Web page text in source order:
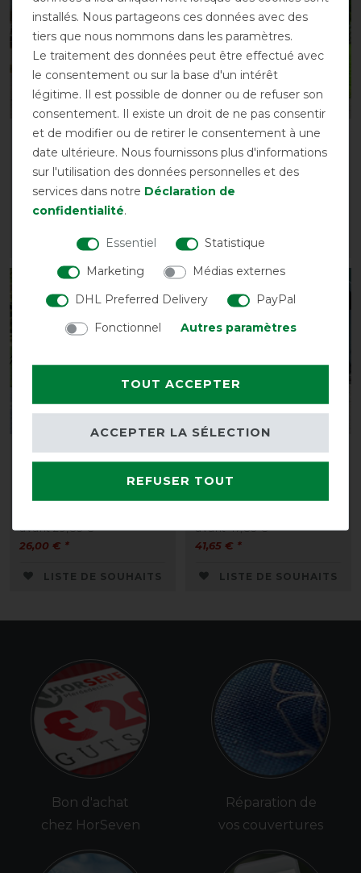
Couverture
rafraîchissante Sunride
Cool Down avec couvre-
cou et tissu
59,90 € *
LISTE DE SOUHAITS
Saxon Element Net
Cooler Standard Neck
avant 40,50 €
32,35 € *
LISTE DE SOUHAITS
Chemise anti-mouches
Busse - argent (bleu
avant 29,85 €
26,00 € *
LISTE DE SOUHAITS
Couverture de
PROFESSIONAL II de
avant 47,85 €
41,65 € *
LISTE DE SOUHAITS
Bon d'achat
chez HorSeven
Réparation de
vos couvertures
installés. Nous partageons ces données avec des
tiers que nous nommons dans les paramètres.
Le traitement des données peut être effectué avec
le consentement ou sur la base d'un intérêt
légitime. Il est possible de donner ou de refuser son
consentement. Il existe un droit de ne pas consentir
et de modifier ou de retirer le consentement à une
date ultérieure. Nous fournissons plus d'informations
sur l'utilisation des données personnelles et des
services dans notre Déclaration de
confidentialité.
Essentiel
Statistique
Marketing
Médias externes
DHL Preferred Delivery
PayPal
Fonctionnel
Autres paramètres
TOUT ACCEPTER
REFUSER TOUT
ACCEPTER LA SÉLECTION